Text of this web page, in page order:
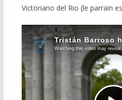
Victoriano del Rio (le parrain